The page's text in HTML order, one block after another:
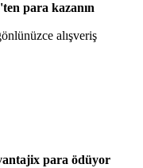
para kazanın
alışveriş
para ödüyor